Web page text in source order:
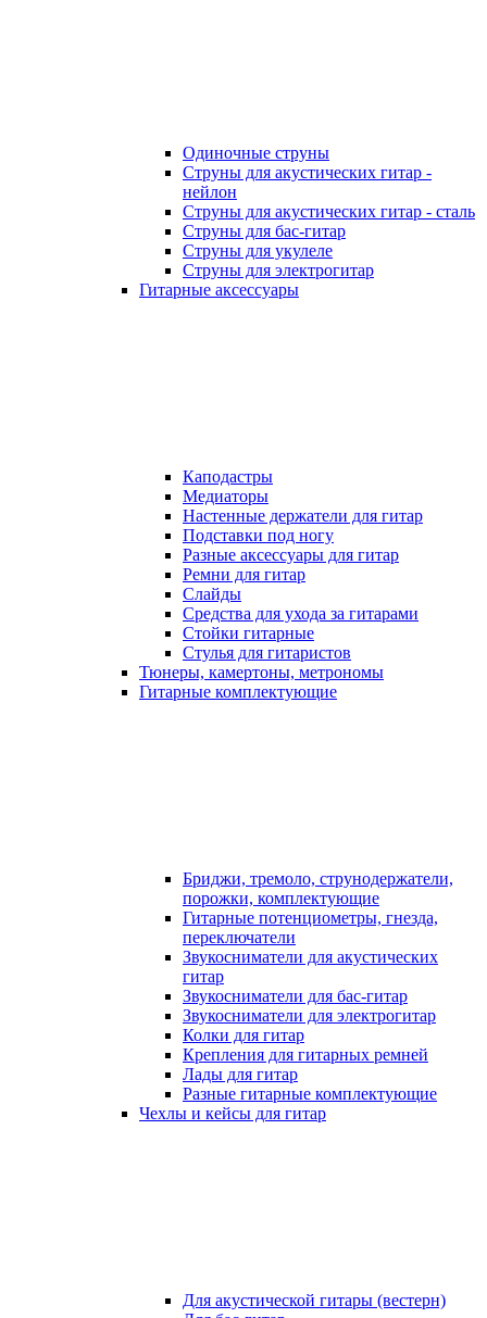
Одиночные струны
Струны для акустических гитар -
нейлон
Струны для акустических гитар - сталь
Струны для бас-гитар
Струны для укулеле
Струны для электрогитар
Гитарные аксессуары
Каподастры
Медиаторы
Настенные держатели для гитар
Подставки под ногу
Разные аксессуары для гитар
Ремни для гитар
Слайды
Средства для ухода за гитарами
Стойки гитарные
Стулья для гитаристов
Тюнеры, камертоны, метрономы
Гитарные комплектующие
Бриджи, тремоло, струнодержатели,
порожки, комплектующие
Гитарные потенциометры, гнезда,
переключатели
Звукосниматели для акустических
гитар
Звукосниматели для бас-гитар
Звукосниматели для электрогитар
Колки для гитар
Крепления для гитарных ремней
Лады для гитар
Разные гитарные комплектующие
Чехлы и кейсы для гитар
Для акустической гитары (вестерн)